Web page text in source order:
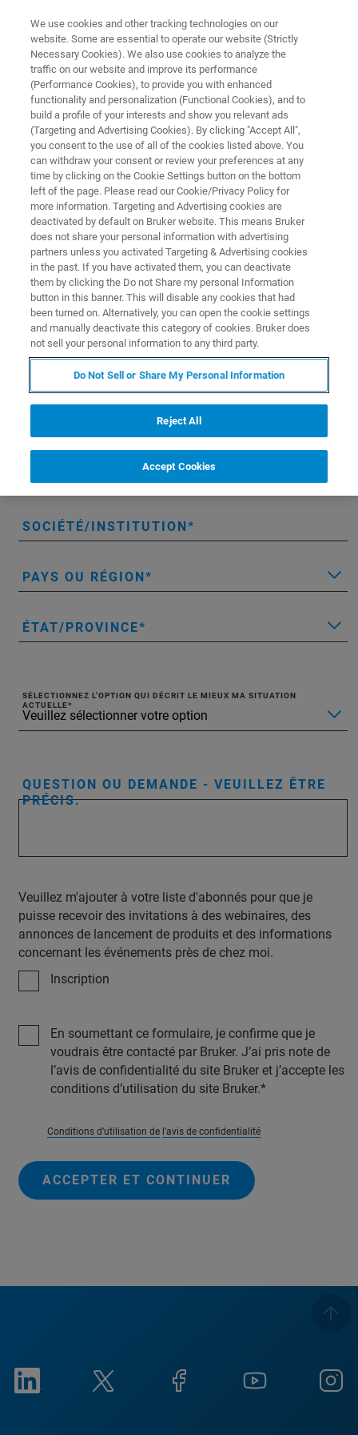
SPECTROSCOPIE INFRAROUGE NANOMÉTRIQUE
Contactez-nous
Cette page est un formulaire de demande. S’il
vous plaît le remplir et soumettre. Nous
sommes heureux de répondre à vos questions.
* S’il vous plaît remplir les champs obligatoires.
PRÉNOM
MESSAGERIE ÉLECTRONIQUE
SOCIÉTÉ/INSTITUTION
PAYS OU RÉGION
ÉTAT/PROVINCE
SÉLECTIONNEZ L'OPTION QUI DÉCRIT LE MIEUX MA SITUATION
ACTUELLE
QUESTION OU DEMANDE - VEUILLEZ ÊTRE
PRÉCIS.
Veuillez m'ajouter à votre liste d'abonnés pour que je
puisse recevoir des invitations à des webinaires, des
annonces de lancement de produits et des informations
concernant les événements près de chez moi.
Inscription
En soumettant ce formulaire, je confirme que je
voudrais être contacté par Bruker. J’ai pris note de
l’avis de confidentialité du site Bruker et j’accepte les
conditions d’utilisation du site Bruker.
Conditions d’utilisation de l’avis de confidentialité
ACCEPTER ET CONTINUER
We use cookies and other tracking technologies on our
website. Some are essential to operate our website (Strictly
Necessary Cookies). We also use cookies to analyze the
traffic on our website and improve its performance
(Performance Cookies), to provide you with enhanced
functionality and personalization (Functional Cookies), and to
build a profile of your interests and show you relevant ads
(Targeting and Advertising Cookies). By clicking "Accept All",
you consent to the use of all of the cookies listed above. You
can withdraw your consent or review your preferences at any
time by clicking on the Cookie Settings button on the bottom
left of the page. Please read our Cookie/Privacy Policy for
more information. Targeting and Advertising cookies are
deactivated by default on Bruker website. This means Bruker
does not share your personal information with advertising
partners unless you activated Targeting & Advertising cookies
in the past. If you have activated them, you can deactivate
them by clicking the Do not Share my personal Information
button in this banner. This will disable any cookies that had
been turned on. Alternatively, you can open the cookie settings
and manually deactivate this category of cookies. Bruker does
not sell your personal information to any third party.
Do Not Sell or Share My Personal Information
Reject All
Accept Cookies